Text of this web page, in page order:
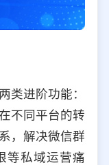
类进阶功能：
不同平台的转
，解决微信群
等私域运营痛